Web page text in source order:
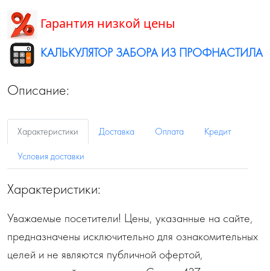
Гарантия низкой цены
КАЛЬКУЛЯТОР ЗАБОРА ИЗ ПРОФНАСТИЛА
Описание:
Характеристики Доставка Оплата
Кредит
Условия доставки
Характеристики:
Уважаемые посетители! Цены, указанные на сайте,
предназначены исключительно для ознакомительных
целей и не являются публичной офертой,